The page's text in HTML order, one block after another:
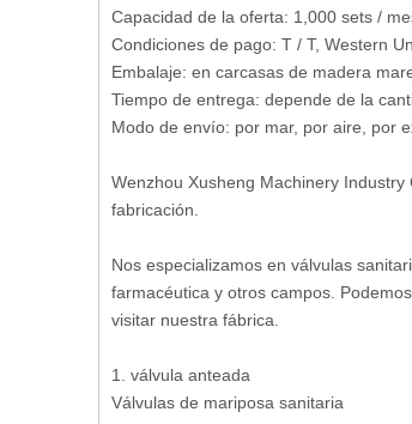
Capacidad de la oferta: 1,000 sets /
Condiciones de pago: T / T, Western
Embalaje: en carcasas de madera
Tiempo de entrega: depende de la
Modo de envío: por mar, por aire, por
Wenzhou Xusheng Machinery
fabricación.
Nos especializamos en válvulas
farmacéutica y otros campos.
visitar nuestra fábrica.
1. válvula anteada
Válvulas de mariposa sanitaria